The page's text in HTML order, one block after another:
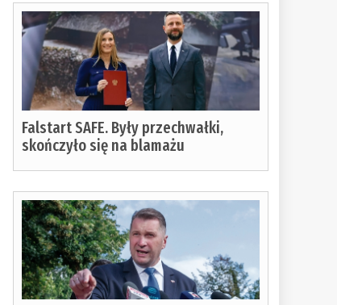
Falstart SAFE. Były przechwałki,
skończyło się na blamażu